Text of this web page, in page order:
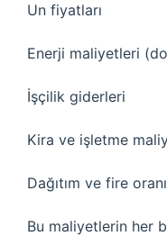
Un fiyatları
Enerji maliyetleri
İşçilik giderleri
Kira ve işletme
Dağıtım ve fire oranı
Bu maliyetlerin her